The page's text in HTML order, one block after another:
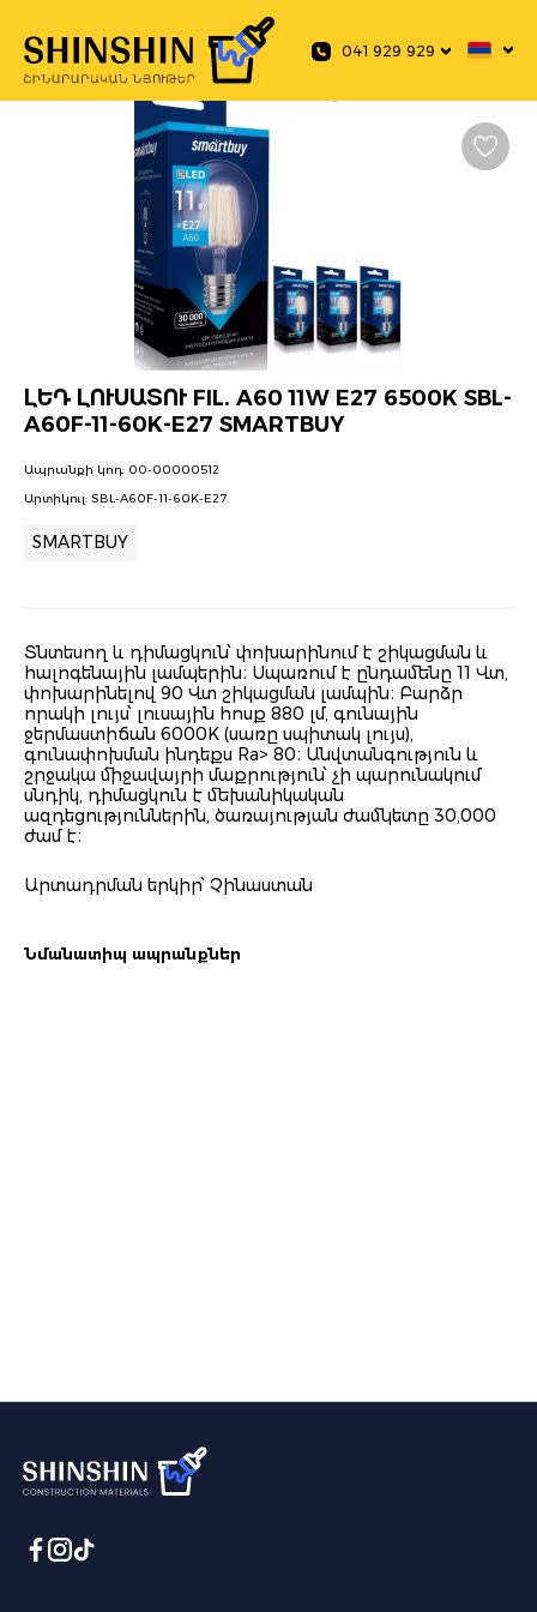
041 929 929
ԼԵԴ ԼՈՒՍԱՏՈՒ FIL. A60 11W E27 6500K SBL-
A60F-11-60K-E27 SMARTBUY
Ապրանքի կոդ: 00-00000512
Արտիկուլ: SBL-A60F-11-60K-E27
SMARTBUY
Տնտեսող և դիմացկուն՝ փոխարինում է շիկացման և
հալոգենային լամպերին։ Սպառում է ընդամենը 11 Վտ,
փոխարինելով 90 Վտ շիկացման լամպին։ Բարձր
որակի լույս՝ լուսային հոսք 880 լմ, գունային
ջերմաստիճան 6000K (սառը սպիտակ լույս),
գունափոխման ինդեքս Ra> 80։ Անվտանգություն և
շրջակա միջավայրի մաքրություն՝ չի պարունակում
սնդիկ, դիմացկուն է մեխանիկական
ազդեցություններին, ծառայության ժամկետը 30,000
ժամ է։
Արտադրման երկիր՝ Չինաստան
Նմանատիպ ապրանքներ